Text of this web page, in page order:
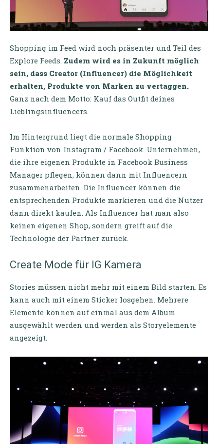
Shopping im Feed wird noch präsenter und Teil des
Explore Feeds. Zudem wird es in Zukunft möglich
sein, dass Creator (Influencer) die Möglichkeit
erhalten, Produkte von Marken zu vertaggen.
Ganz nach dem Motto: Kauf das Outfit deines
Lieblingsinfluencers.
Im Hintergrund liegt die normale Shopping
Funktion von Instagram / Facebook. Unternehmen,
die ihre eigenen Produkte in Facebook Business
Manager pflegen, können dann mit Influencern
zusammenarbeiten. Die Influencer können die
entsprechenden Produkte markieren und die Nutzer
dann direkt kaufen. Als Influencer hat man also
keinen eigenen Shop, sondern greift auf die
Technologie der Partner zurück.
Create Mode für IG Kamera
Stories müssen nicht mehr mit einem Bild starten. Es
kann auch mit einem Sticker losgehen. Mehrere
Elemente können auf einmal aus dem Album
ausgewählt werden und werden als Storyelemente
angezeigt.